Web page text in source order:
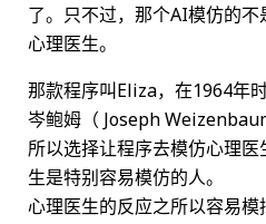
了。只不过，那个AI模仿的
心理医生。
那款程序叫Eliza，在1964年
岑鲍姆（ Joseph
所以选择让程序去模仿心理
生是特别容易模仿的人。
心理医生的反应之所以容易模